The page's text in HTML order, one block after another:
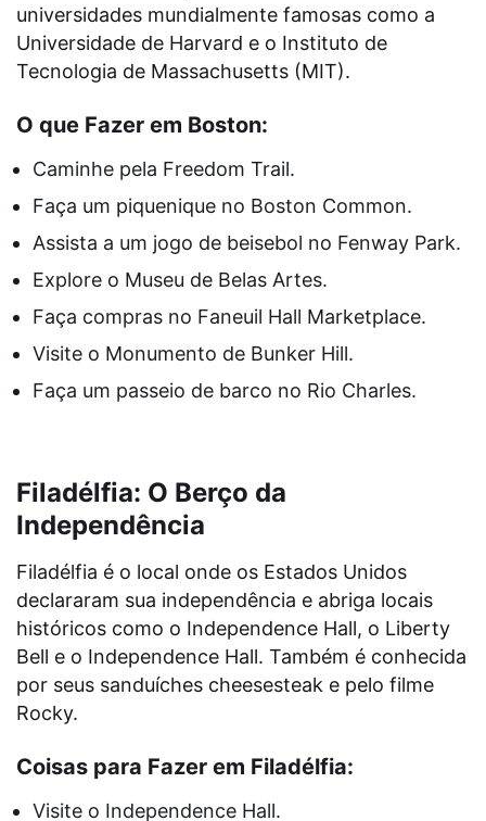
universidades mundialmente famosas como a
Universidade de Harvard e o Instituto de
Tecnologia de Massachusetts (MIT).
O que Fazer em Boston:
Caminhe pela Freedom Trail.
Faça um piquenique no Boston Common.
Assista a um jogo de beisebol no Fenway Park.
Explore o Museu de Belas Artes.
Faça compras no Faneuil Hall Marketplace.
Visite o Monumento de Bunker Hill.
Faça um passeio de barco no Rio Charles.
Filadélfia: O Berço da
Independência
Filadélfia é o local onde os Estados Unidos
declararam sua independência e abriga locais
históricos como o Independence Hall, o Liberty
Bell e o Independence Hall. Também é conhecida
por seus sanduíches cheesesteak e pelo filme
Rocky.
Coisas para Fazer em Filadélfia:
Visite o Independence Hall.